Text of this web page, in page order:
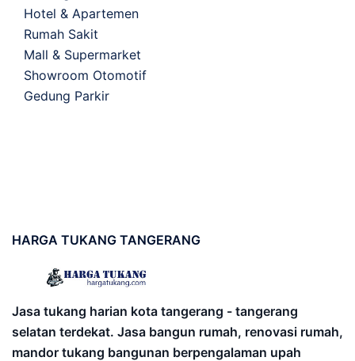
Hotel & Apartemen
Rumah Sakit
Mall & Supermarket
Showroom Otomotif
Gedung Parkir
HARGA TUKANG TANGERANG
Jasa tukang harian kota tangerang - tangerang
selatan terdekat. Jasa bangun rumah, renovasi rumah,
mandor tukang bangunan berpengalaman upah